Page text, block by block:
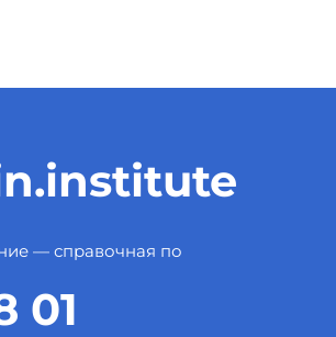
— справочная по
01